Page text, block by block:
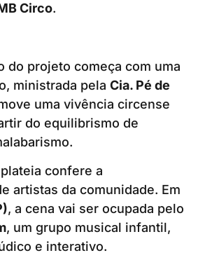
Circo.
do projeto começa com uma
ministrada pela Cia. Pé de
uma vivência circense
do equilibrismo de
confere a
artistas da comunidade. Em
, a cena vai ser ocupada pelo
, um grupo musical infantil,
e interativo.